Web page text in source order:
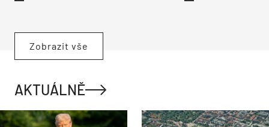
Zobrazit vše
AKTUÁLNĚ